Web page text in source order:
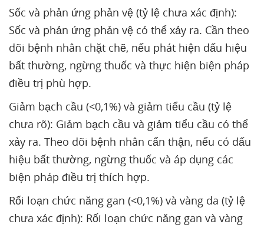
Sốc và phản ứng phản vệ (tỷ lệ chưa xác định):
Sốc và phản ứng phản vệ có thể xảy ra. Cần theo
dõi bệnh nhân chặt chẽ, nếu phát hiện dấu hiệu
bất thường, ngừng thuốc và thực hiện biện pháp
điều trị phù hợp.
Giảm bạch cầu (<0,1%) và giảm tiểu cầu (tỷ lệ
chưa rõ): Giảm bạch cầu và giảm tiểu cầu có thể
xảy ra. Theo dõi bệnh nhân cẩn thận, nếu có dấu
hiệu bất thường, ngừng thuốc và áp dụng các
biện pháp điều trị thích hợp.
Rối loạn chức năng gan (<0,1%) và vàng da (tỷ lệ
chưa xác định): Rối loạn chức năng gan và vàng